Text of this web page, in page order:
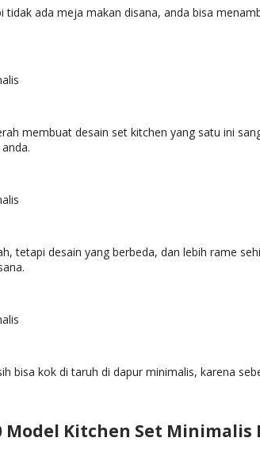
tidak ada meja makan disana, anda bisa
membuat desain set kitchen yang satu ini
tetapi desain yang berbeda, dan lebih rame
bisa kok di taruh di dapur minimalis, karena
Model Kitchen Set Minimalis